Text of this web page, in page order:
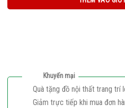
Khuyến mại
Quà tặng đồ nội thất trang trí
Giảm trực tiếp khi mua đơn